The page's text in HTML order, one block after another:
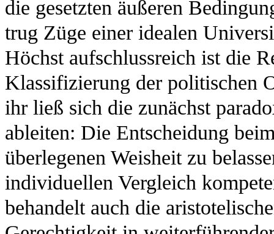
die gesetzten äußeren
trug Züge einer idealen
Höchst aufschlussreich ist die
Klassifizierung der politischen
ihr ließ sich die zunächst
ableiten: Die Entscheidung
überlegenen Weisheit zu
individuellen Vergleich
behandelt auch die